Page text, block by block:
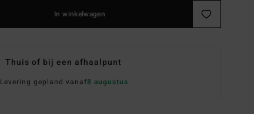
In winkelwagen
Thuis of bij een afhaalpunt
Levering gepland vanaf8 augustus